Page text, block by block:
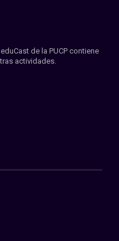
de la PUCP contiene
actividades.